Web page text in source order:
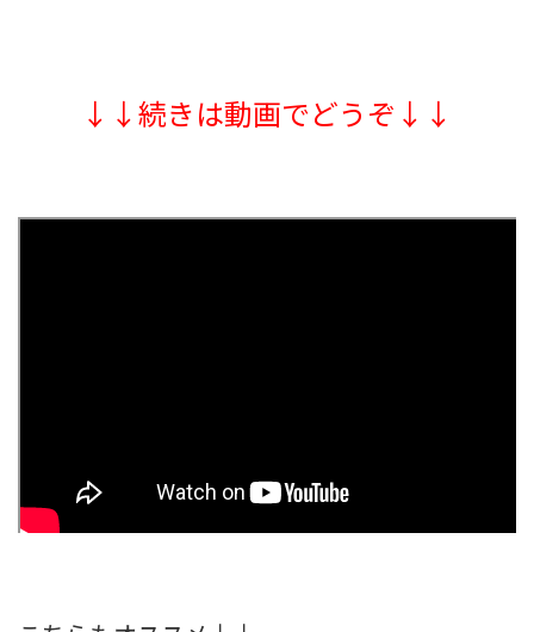
↓↓続きは動画でどうぞ↓↓